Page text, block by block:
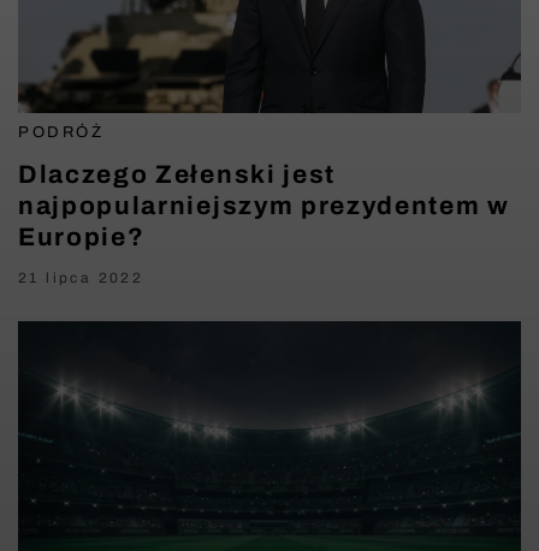
PODRÓŻ
Dlaczego Zełenski jest
najpopularniejszym prezydentem w
Europie?
21 lipca 2022